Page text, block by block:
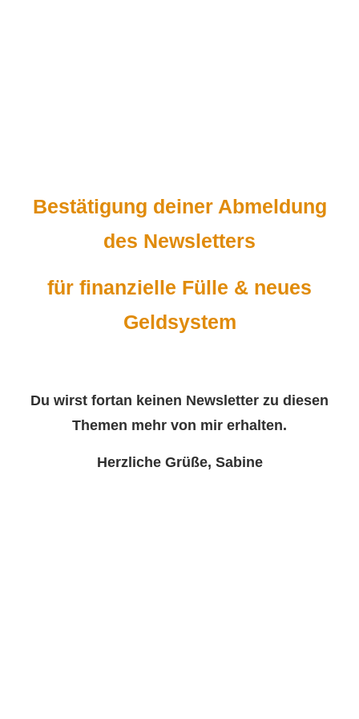
Bestätigung deiner Abmeldung
des Newsletters
für finanzielle Fülle & neues
Geldsystem
Du wirst fortan keinen Newsletter zu diesen
Themen mehr von mir erhalten.
Herzliche Grüße, Sabine